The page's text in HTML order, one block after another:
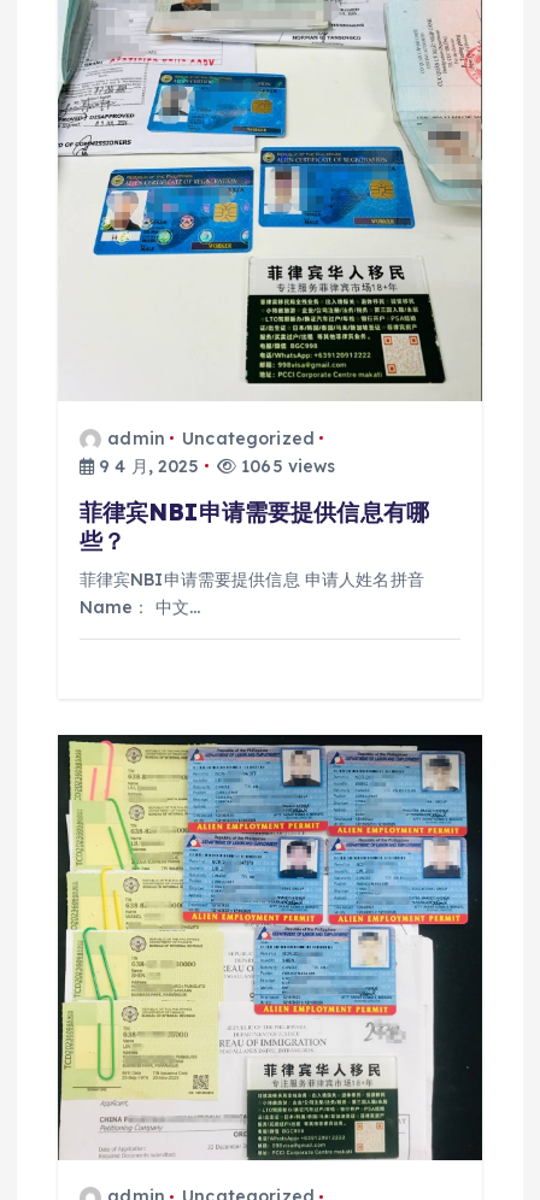
admin
Uncategorized
9 4 月, 2025
1065 views
菲律宾NBI申请需要提供信息有哪
些？
菲律宾NBI申请需要提供信息 申请人姓名拼音
Name： 中文…